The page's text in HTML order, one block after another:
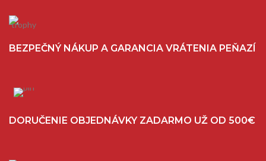
DORUČENIE OBJEDNÁVKY ZADARMO UŽ OD 500€
BEZPEČNÝ NÁKUP A GARANCIA VRÁTENIA PEŇAZÍ